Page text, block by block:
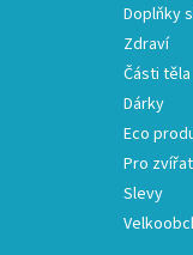
Doplňky
Zdraví
Části těla
Dárky
Eco
Pro
Slevy